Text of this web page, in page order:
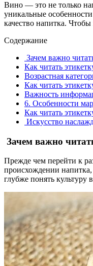
Вино — это не только
уникальные
качество напитка.
Содержание
Зачем важно
Как читать
Возрастная
Как читать
Важность
6. Особенности
Как читать
Искусство
Зачем важно
Прежде чем перейти к
происхождении напитка,
глубже понять культуру